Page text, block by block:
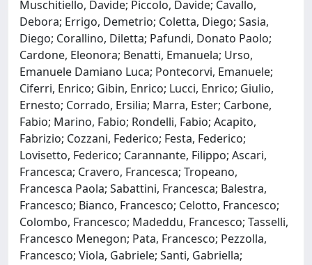
Muschitiello, Davide; Piccolo, Davide; Cavallo,
Debora; Errigo, Demetrio; Coletta, Diego; Sasia,
Diego; Corallino, Diletta; Pafundi, Donato Paolo;
Cardone, Eleonora; Benatti, Emanuela; Urso,
Emanuele Damiano Luca; Pontecorvi, Emanuele;
Ciferri, Enrico; Gibin, Enrico; Lucci, Enrico; Giulio,
Ernesto; Corrado, Ersilia; Marra, Ester; Carbone,
Fabio; Marino, Fabio; Rondelli, Fabio; Acapito,
Fabrizio; Cozzani, Federico; Festa, Federico;
Lovisetto, Federico; Carannante, Filippo; Ascari,
Francesca; Cravero, Francesca; Tropeano,
Francesca Paola; Sabattini, Francesca; Balestra,
Francesco; Bianco, Francesco; Celotto, Francesco;
Colombo, Francesco; Madeddu, Francesco; Tasselli,
Francesco Menegon; Pata, Francesco; Pezzolla,
Francesco; Viola, Gabriele; Santi, Gabriella;